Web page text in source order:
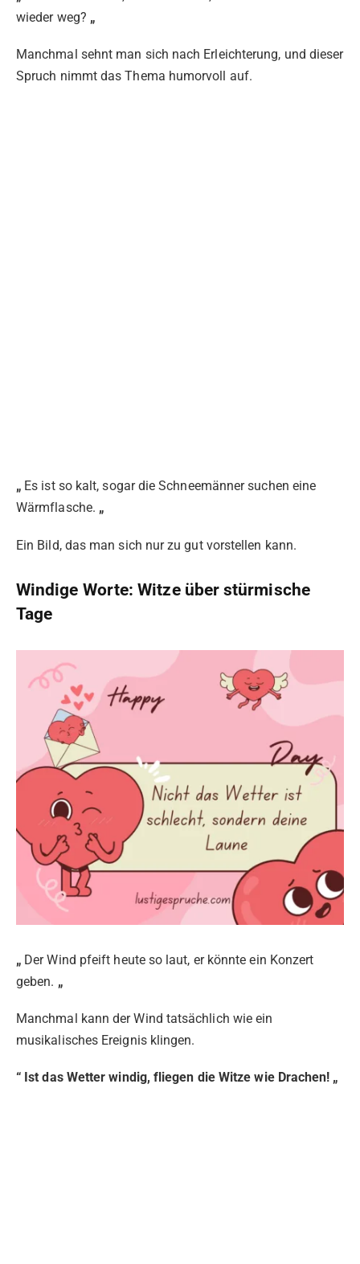
wieder weg? „
Manchmal sehnt man sich nach Erleichterung, und dieser
Spruch nimmt das Thema humorvoll auf.
„ Es ist so kalt, sogar die Schneemänner suchen eine
Wärmflasche. „
Ein Bild, das man sich nur zu gut vorstellen kann.
Windige Worte: Witze über stürmische
Tage
„ Der Wind pfeift heute so laut, er könnte ein Konzert
geben. „
Manchmal kann der Wind tatsächlich wie ein
musikalisches Ereignis klingen.
“ Ist das Wetter windig, fliegen die Witze wie Drachen! „